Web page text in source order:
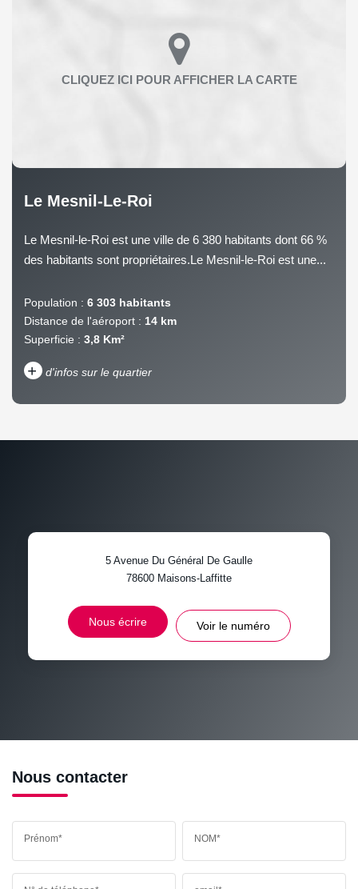
Le Mesnil-Le-Roi
Le Mesnil-le-Roi est une ville de 6 380 habitants dont 66 %
des habitants sont propriétaires.Le Mesnil-le-Roi est une...
Population : 6 303 habitants
Distance de l'aéroport : 14 km
Superficie : 3,8 Km²
+ d'infos sur le quartier
PART DES MÉNAGES SANS
VOITURE
DISTANCE DE L'AÉROPORT : SUPERFICIE :
RÉSULTATS DES LYCÉES
5 Avenue Du Général De Gaulle
78600 Maisons-Laffitte
Nous écrire Voir le numéro
Nous contacter
Prénom* NOM*